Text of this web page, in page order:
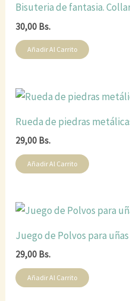
Bisuteria de fantasia.
30,00 Bs.
Añadir Al Carrito
Rueda de piedras
29,00 Bs.
Añadir Al Carrito
Juego de Polvos para
29,00 Bs.
Añadir Al Carrito